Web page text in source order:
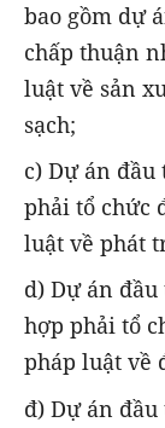
bao gồm dự
chấp thuận
luật về sản
sạch;
c) Dự án
phải tổ chức
luật về phát
d) Dự án
hợp phải tổ
pháp luật về
đ) Dự án